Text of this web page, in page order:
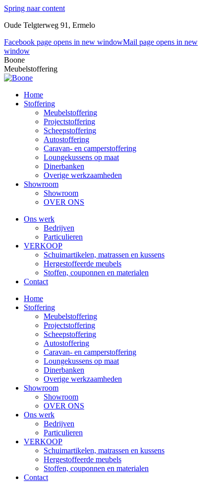
Spring naar content
Oude Telgterweg 91, Ermelo
Facebook page opens in new windowMail page opens in new
window
Boone
Meubelstoffering
Home
Stoffering
Meubelstoffering
Projectstoffering
Scheepstoffering
Autostoffering
Caravan- en camperstoffering
Loungekussens op maat
Dinerbanken
Overige werkzaamheden
Showroom
Showroom
OVER ONS
Ons werk
Bedrijven
Particulieren
VERKOOP
Schuimartikelen, matrassen en kussens
Hergestoffeerde meubels
Stoffen, couponnen en materialen
Contact
Home
Stoffering
Meubelstoffering
Projectstoffering
Scheepstoffering
Autostoffering
Caravan- en camperstoffering
Loungekussens op maat
Dinerbanken
Overige werkzaamheden
Showroom
Showroom
OVER ONS
Ons werk
Bedrijven
Particulieren
VERKOOP
Schuimartikelen, matrassen en kussens
Hergestoffeerde meubels
Stoffen, couponnen en materialen
Contact